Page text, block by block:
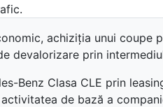
achiziția unui coupe
devalorizare prin
Benz Clasa CLE prin
de bază a